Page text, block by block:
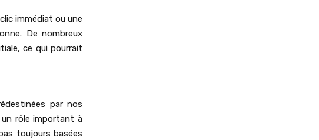
immédiat ou une
De nombreux
ce qui pourrait
par nos
rôle important à
toujours basées